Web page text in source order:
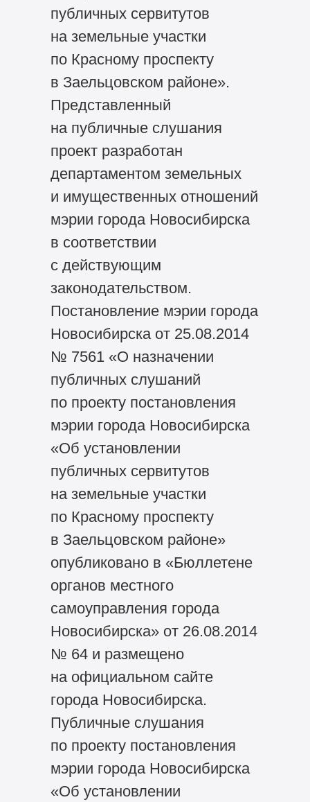
публичных сервитутов
на земельные участки
по Красному проспекту
в Заельцовском районе».
Представленный
на публичные слушания
проект разработан
департаментом земельных
и имущественных отношений
мэрии города Новосибирска
в соответствии
с действующим
законодательством.
Постановление мэрии города
Новосибирска от 25.08.2014
№ 7561 «О назначении
публичных слушаний
по проекту постановления
мэрии города Новосибирска
«Об установлении
публичных сервитутов
на земельные участки
по Красному проспекту
в Заельцовском районе»
опубликовано в «Бюллетене
органов местного
самоуправления города
Новосибирска» от 26.08.2014
№ 64 и размещено
на официальном сайте
города Новосибирска.
Публичные слушания
по проекту постановления
мэрии города Новосибирска
«Об установлении